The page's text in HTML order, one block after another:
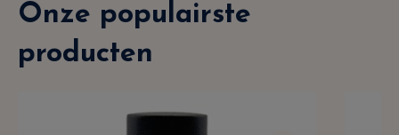
Onze populairste
producten